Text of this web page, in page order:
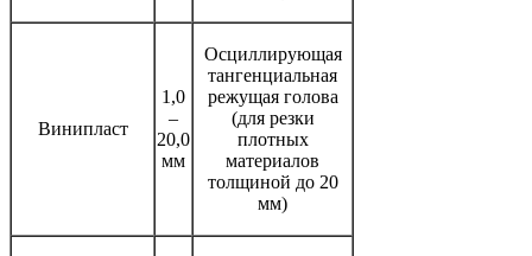
Винипласт
1,0
–
20,0
мм
Осциллирующая
тангенциальная
режущая голова
(для резки
плотных
материалов
толщиной до 20
мм)